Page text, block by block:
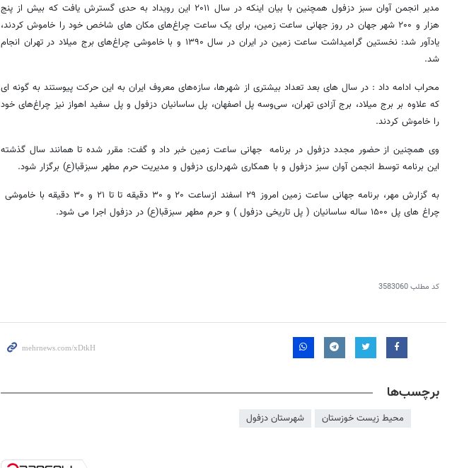
مدیر انجمن آوان سبز دزفول همچنین با بیان اینکه در سال ۲۰۱۱ این رویداد به حدی گسترش یافت که بیش از پنج
هزار و ۲۰۰ شهر جهان در روز جهانی ساعت زمین، برای یک ساعت چراغ‌های مکان های شاخص خود را خاموش کردند،
یادآور شد: نخستین گرامیداشت ساعت زمین در ایران در سال ۱۳۹۰ و با خاموشی چراغ‌های برج میلاد در تهران انجام
شد.
محراب ادامه داد : در سال های بعد تعداد بیشتری از شهرها، سازه‌های معروف ایران به این حرکت پیوستند به گونه ای
که علاوه بر برج میلاد، برج آزادی تهران، سی‌وسه پل اصفهان، پل ساسانیان دزفول و پل سفید اهواز نیز چراغ‌های خود
را خاموش کردند.
وی همچنین از حضور مجدد دزفول در برنامه جهانی ساعت زمین خبر داد و گفت: مقرر شده تا همانند سال گذشته
این برنامه توسط انجمن آوان سبز دزفول و با همکاری شهرداری دزفول و مدیریت حرم مطهر سبزقبا(ع) برگزار شود.
به گزارش مهر، برنامه جهانی ساعت زمین امروز ۲۹ اسفند ازساعت ۲۰ و ۳۰ دقیقه تا تا ۲۱ و ۳۰ دقیقه با خاموشی
چراغ های پل ۱۵۰۰ ساله ساسانیان ( پل تاریخی دزفول ) و حرم مطهر سبزقبا(ع) در دزفول اجرا می شود.
کد مطلب3583060
برچسب‌ها
محیط زیست خوزستان شهرستان دزفول
روزنامه‌های ورزشی پنج‌شنبه ۱۵ مرداد ۱۴۰۵